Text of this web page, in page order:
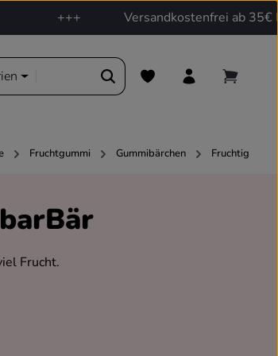
Versandkostenfrei ab 35€
Fruchtgummi Gummibärchen Fruchtig
Frucht.